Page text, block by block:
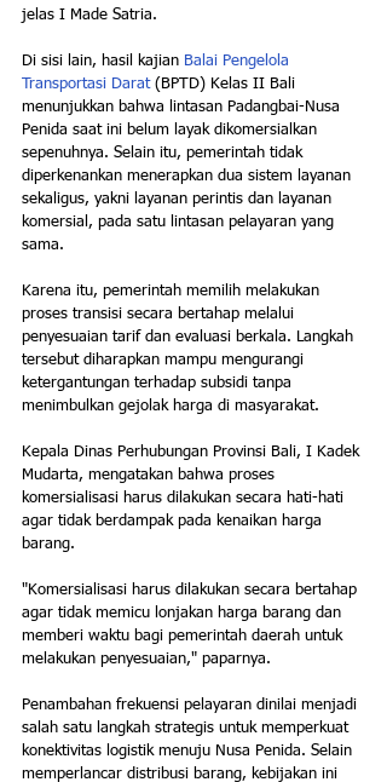
jelas I Made Satria.
Di sisi lain, hasil kajian Balai Pengelola
Transportasi Darat (BPTD) Kelas II Bali
menunjukkan bahwa lintasan Padangbai-Nusa
Penida saat ini belum layak dikomersialkan
sepenuhnya. Selain itu, pemerintah tidak
diperkenankan menerapkan dua sistem layanan
sekaligus, yakni layanan perintis dan layanan
komersial, pada satu lintasan pelayaran yang
sama.
Karena itu, pemerintah memilih melakukan
proses transisi secara bertahap melalui
penyesuaian tarif dan evaluasi berkala. Langkah
tersebut diharapkan mampu mengurangi
ketergantungan terhadap subsidi tanpa
menimbulkan gejolak harga di masyarakat.
Kepala Dinas Perhubungan Provinsi Bali, I Kadek
Mudarta, mengatakan bahwa proses
komersialisasi harus dilakukan secara hati-hati
agar tidak berdampak pada kenaikan harga
barang.
"Komersialisasi harus dilakukan secara bertahap
agar tidak memicu lonjakan harga barang dan
memberi waktu bagi pemerintah daerah untuk
melakukan penyesuaian," paparnya.
Penambahan frekuensi pelayaran dinilai menjadi
salah satu langkah strategis untuk memperkuat
konektivitas logistik menuju Nusa Penida. Selain
memperlancar distribusi barang, kebijakan ini